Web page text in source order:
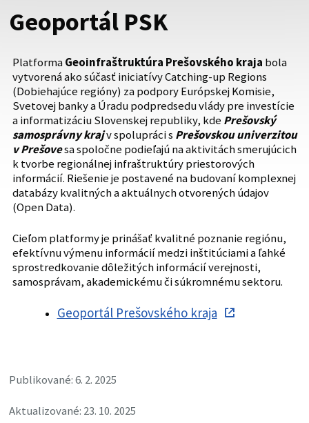
Táto stránka je zabezpečená
Buďte pozorní a vždy sa uistite, že zdieľate informácie iba
cez zabezpečenú webovú stránku. Zabezpečená stránka
vždy začína https:// pred názvom domény webového sídla.
Geoportál PSK
PlatformaGeoinfraštruktúra Prešovského kraja bola
vytvorená ako súčasť iniciatívy Catching-up Regions
(Dobiehajúce regióny) za podpory Európskej Komisie,
Svetovej banky a Úradu podpredsedu vlády pre investície
a informatizáciu Slovenskej republiky, kde Prešovský
samosprávny krajv spolupráci s Prešovskou univerzitou
v Prešovesa spoločne podieľajú na aktivitách smerujúcich
k tvorbe regionálnej infraštruktúry priestorových
informácií. Riešenie je postavené na budovaní komplexnej
databázy kvalitných a aktuálnych otvorených údajov
(Open Data).
Cieľom platformy je prinášať kvalitné poznanie regiónu,
efektívnu výmenu informácií medzi inštitúciami a ľahké
sprostredkovanie dôležitých informácií verejnosti,
samosprávam, akademickému či súkromnému sektoru.
Geoportál Prešovského kraja
Publikované: 6. 2. 2025
Aktualizované: 23. 10. 2025